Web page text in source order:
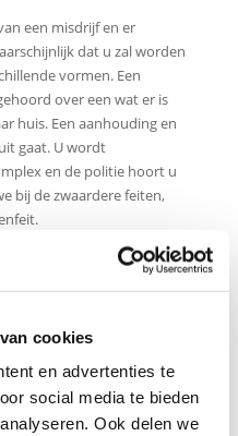
cookies
en advertenties te
social media te bieden
Ook delen we
een misdrijf en er
dat u zal worden
vormen. Een
over een wat er is
huis. Een aanhouding en
gaat. U wordt
en de politie hoort u
bij de zwaardere feiten,
om een
in te schakelen. Men
dat u niets zegt wat u
strafrechtadvocaat weet
u wel, of juist geen
strafrechtadvocaat staat
voor u klaar.